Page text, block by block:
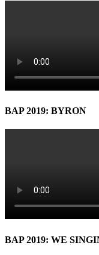
BAP 2019: BYRON
BAP 2019: WE